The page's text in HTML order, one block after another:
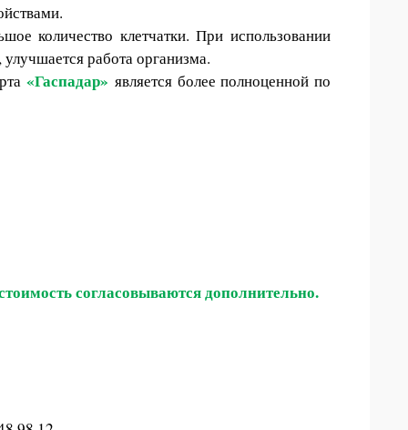
количество клетчатки. При использовании
работа организма.
«Гаспадар» является более полноценной по
согласовываются дополнительно.